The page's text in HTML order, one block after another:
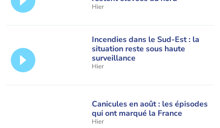
Hier
Incendies dans le Sud-Est : la
situation reste sous haute
surveillance
Hier
Canicules en août : les épisodes
qui ont marqué la France
Hier